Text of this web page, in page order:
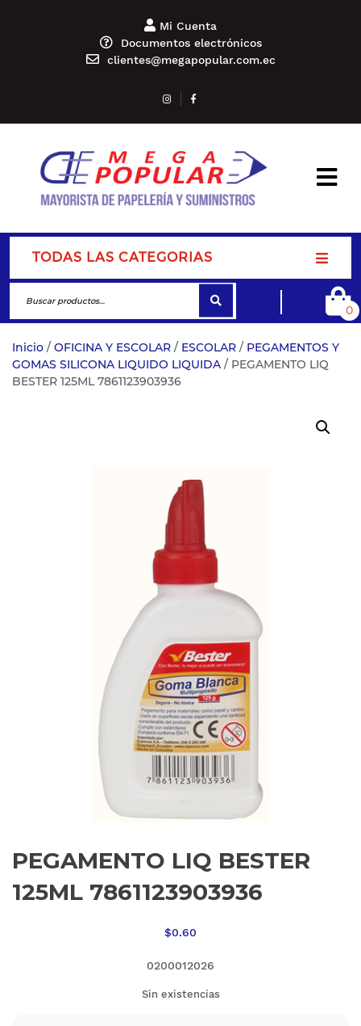
Mi Cuenta
Documentos electrónicos
clientes@megapopular.com.ec
TODAS LAS CATEGORIAS
0
Inicio / OFICINA Y ESCOLAR / ESCOLAR / PEGAMENTOS Y
GOMAS SILICONA LIQUIDO LIQUIDA / PEGAMENTO LIQ
BESTER 125ML 7861123903936
PEGAMENTO LIQ BESTER
125ML 7861123903936
$0.60
0200012026
Sin existencias